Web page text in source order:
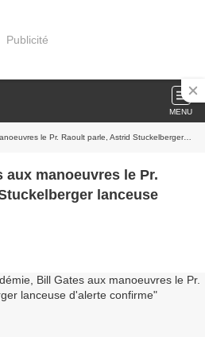
Publicité
MENU
Pr. Raoult parle, Astrid Stuckelberger lanceuse d'alerte confirme
aux manoeuvres le Pr.
lanceuse